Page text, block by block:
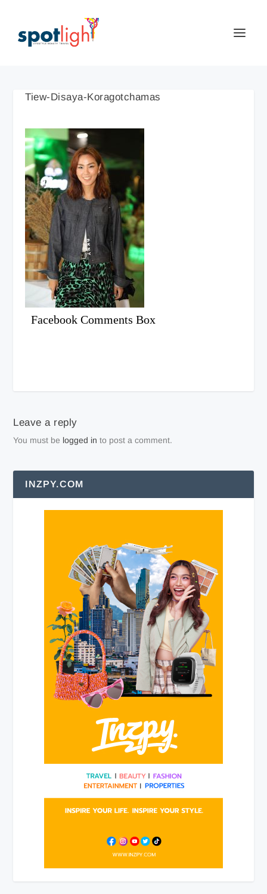
Tiew-Disaya-Koragotchamas
Facebook Comments Box
Leave a reply
You must be logged in to post a comment.
INZPY.COM